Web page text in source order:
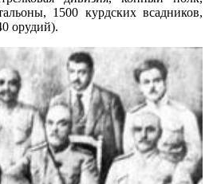
1500 курдских всадников,
орудий).